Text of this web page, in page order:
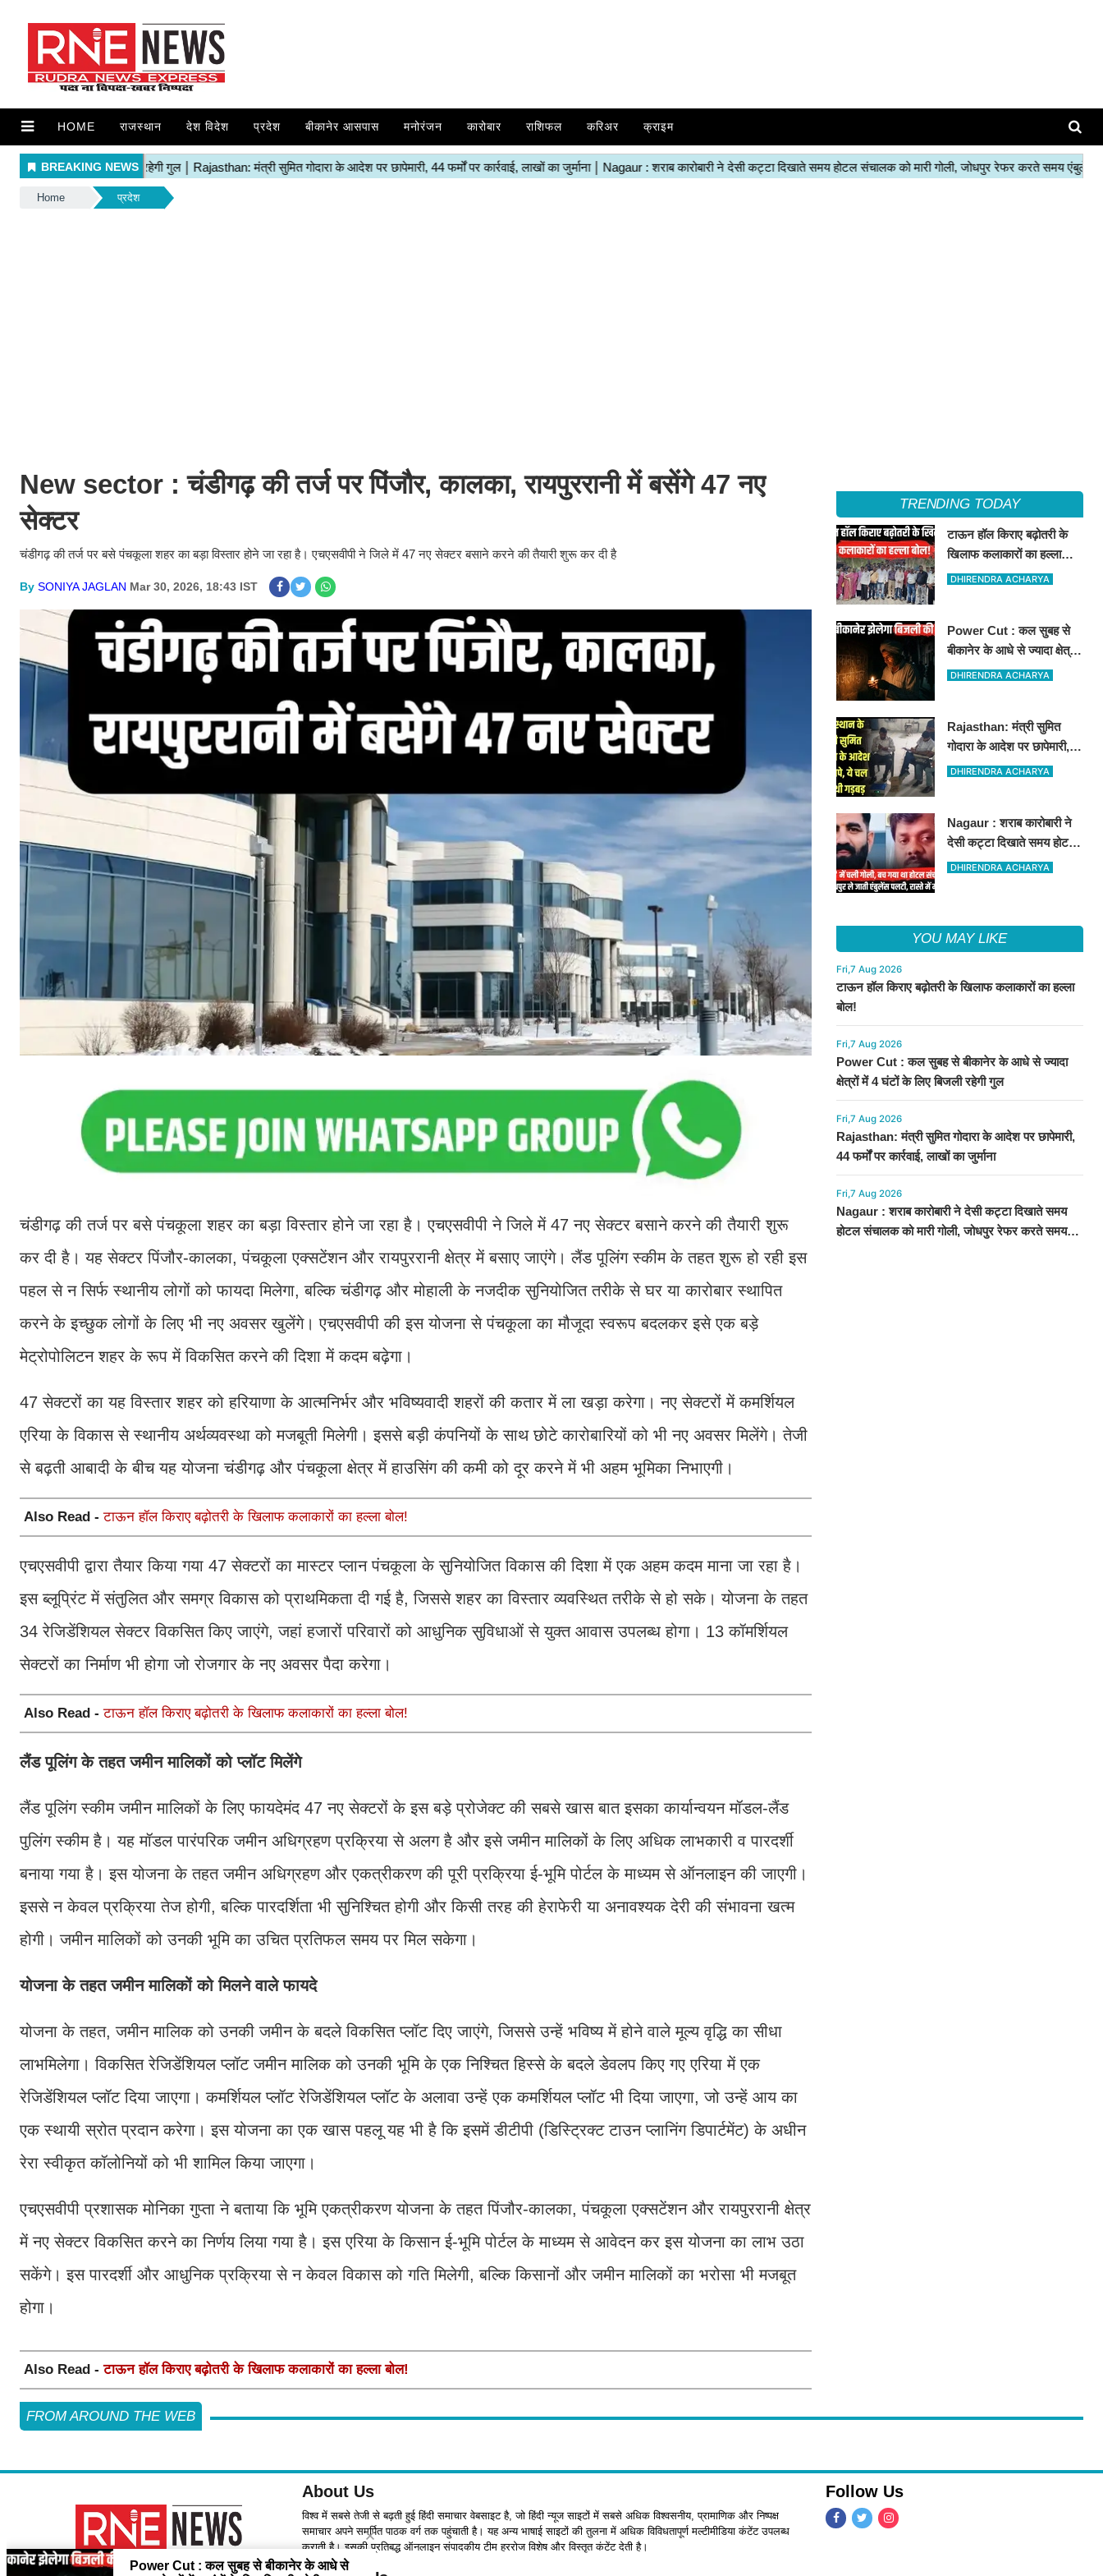
HOME राजस्थान देश विदेश प्रदेश बीकानेर आसपास मनोरंजन कारोबार राशिफल करिअर क्राइम
Home प्रदेश
New sector : चंडीगढ़ की तर्ज पर पिंजौर, कालका, रायपुररानी में बसेंगे 47 नए
सेक्टर
चंडीगढ़ की तर्ज पर बसे पंचकूला शहर का बड़ा विस्तार होने जा रहा है। एचएसवीपी ने जिले में 47 नए सेक्टर बसाने करने की तैयारी शुरू कर दी है
By SONIYA JAGLAN Mar 30, 2026, 18:43 IST
चंडीगढ़ की तर्ज पर बसे पंचकूला शहर का बड़ा विस्तार होने जा रहा है। एचएसवीपी ने जिले में 47 नए सेक्टर बसाने करने की तैयारी शुरू
कर दी है। यह सेक्टर पिंजौर-कालका, पंचकूला एक्सटेंशन और रायपुररानी क्षेत्र में बसाए जाएंगे। लैंड पूलिंग स्कीम के तहत शुरू हो रही इस
पहल से न सिर्फ स्थानीय लोगों को फायदा मिलेगा, बल्कि चंडीगढ़ और मोहाली के नजदीक सुनियोजित तरीके से घर या कारोबार स्थापित
करने के इच्छुक लोगों के लिए भी नए अवसर खुलेंगे। एचएसवीपी की इस योजना से पंचकूला का मौजूदा स्वरूप बदलकर इसे एक बड़े
मेट्रोपोलिटन शहर के रूप में विकसित करने की दिशा में कदम बढ़ेगा।
47 सेक्टरों का यह विस्तार शहर को हरियाणा के आत्मनिर्भर और भविष्यवादी शहरों की कतार में ला खड़ा करेगा। नए सेक्टरों में कमर्शियल
एरिया के विकास से स्थानीय अर्थव्यवस्था को मजबूती मिलेगी। इससे बड़ी कंपनियों के साथ छोटे कारोबारियों को भी नए अवसर मिलेंगे। तेजी
से बढ़ती आबादी के बीच यह योजना चंडीगढ़ और पंचकूला क्षेत्र में हाउसिंग की कमी को दूर करने में भी अहम भूमिका निभाएगी।
Also Read -टाऊन हॉल किराए बढ़ोतरी के खिलाफ कलाकारों का हल्ला बोल!
एचएसवीपी द्वारा तैयार किया गया 47 सेक्टरों का मास्टर प्लान पंचकूला के सुनियोजित विकास की दिशा में एक अहम कदम माना जा रहा है।
इस ब्लूप्रिंट में संतुलित और समग्र विकास को प्राथमिकता दी गई है, जिससे शहर का विस्तार व्यवस्थित तरीके से हो सके। योजना के तहत
34 रेजिडेंशियल सेक्टर विकसित किए जाएंगे, जहां हजारों परिवारों को आधुनिक सुविधाओं से युक्त आवास उपलब्ध होगा। 13 कॉमर्शियल
सेक्टरों का निर्माण भी होगा जो रोजगार के नए अवसर पैदा करेगा।
Also Read -टाऊन हॉल किराए बढ़ोतरी के खिलाफ कलाकारों का हल्ला बोल!
लैंड पूलिंग के तहत जमीन मालिकों को प्लॉट मिलेंगे
लैंड पूलिंग स्कीम जमीन मालिकों के लिए फायदेमंद 47 नए सेक्टरों के इस बड़े प्रोजेक्ट की सबसे खास बात इसका कार्यान्वयन मॉडल-लैंड
पुलिंग स्कीम है। यह मॉडल पारंपरिक जमीन अधिग्रहण प्रक्रिया से अलग है और इसे जमीन मालिकों के लिए अधिक लाभकारी व पारदर्शी
बनाया गया है। इस योजना के तहत जमीन अधिग्रहण और एकत्रीकरण की पूरी प्रक्रिया ई-भूमि पोर्टल के माध्यम से ऑनलाइन की जाएगी।
इससे न केवल प्रक्रिया तेज होगी, बल्कि पारदर्शिता भी सुनिश्चित होगी और किसी तरह की हेराफेरी या अनावश्यक देरी की संभावना खत्म
होगी। जमीन मालिकों को उनकी भूमि का उचित प्रतिफल समय पर मिल सकेगा।
योजना के तहत जमीन मालिकों को मिलने वाले फायदे
योजना के तहत, जमीन मालिक को उनकी जमीन के बदले विकसित प्लॉट दिए जाएंगे, जिससे उन्हें भविष्य में होने वाले मूल्य वृद्धि का सीधा
लाभमिलेगा। विकसित रेजिडेंशियल प्लॉट जमीन मालिक को उनकी भूमि के एक निश्चित हिस्से के बदले डेवलप किए गए एरिया में एक
रेजिडेंशियल प्लॉट दिया जाएगा। कमर्शियल प्लॉट रेजिडेंशियल प्लॉट के अलावा उन्हें एक कमर्शियल प्लॉट भी दिया जाएगा, जो उन्हें आय का
एक स्थायी स्रोत प्रदान करेगा। इस योजना का एक खास पहलू यह भी है कि इसमें डीटीपी (डिस्ट्रिक्ट टाउन प्लानिंग डिपार्टमेंट) के अधीन
रेरा स्वीकृत कॉलोनियों को भी शामिल किया जाएगा।
एचएसवीपी प्रशासक मोनिका गुप्ता ने बताया कि भूमि एकत्रीकरण योजना के तहत पिंजौर-कालका, पंचकूला एक्सटेंशन और रायपुररानी क्षेत्र
में नए सेक्टर विकसित करने का निर्णय लिया गया है। इस एरिया के किसान ई-भूमि पोर्टल के माध्यम से आवेदन कर इस योजना का लाभ उठा
सकेंगे। इस पारदर्शी और आधुनिक प्रक्रिया से न केवल विकास को गति मिलेगी, बल्कि किसानों और जमीन मालिकों का भरोसा भी मजबूत
होगा।
Also Read -टाऊन हॉल किराए बढ़ोतरी के खिलाफ कलाकारों का हल्ला बोल!
TRENDING TODAY
टाऊन हॉल किराए बढ़ोतरी के
खिलाफ कलाकारों का हल्ला
बोल!
DHIRENDRA ACHARYA
Power Cut : कल सुबह से
बीकानेर के आधे से ज्यादा क्षेत्रों
में 4 घंटों के लिए बिजली रहेगी
DHIRENDRA ACHARYA
Rajasthan: मंत्री सुमित
गोदारा के आदेश पर छापेमारी,
44 फर्मों पर कार्रवाई, लाखों का
DHIRENDRA ACHARYA
Nagaur : शराब कारोबारी ने
देसी कट्टा दिखाते समय होटल
संचालक को मारी गोली, जोधपुर
DHIRENDRA ACHARYA
YOU MAY LIKE
Fri,7 Aug 2026
टाऊन हॉल किराए बढ़ोतरी के खिलाफ कलाकारों का हल्ला
बोल!
Fri,7 Aug 2026
Power Cut : कल सुबह से बीकानेर के आधे से ज्यादा
क्षेत्रों में 4 घंटों के लिए बिजली रहेगी गुल
Fri,7 Aug 2026
Rajasthan: मंत्री सुमित गोदारा के आदेश पर छापेमारी,
44 फर्मों पर कार्रवाई, लाखों का जुर्माना
Fri,7 Aug 2026
Nagaur : शराब कारोबारी ने देसी कट्टा दिखाते समय
होटल संचालक को मारी गोली, जोधपुर रेफर करते समय
FROM AROUND THE WEB
About Us
विश्व में सबसे तेजी से बढ़ती हुई हिंदी समाचार वेबसाइट है, जो हिंदी न्यूज साइटों में सबसे अधिक विश्वसनीय, प्रामाणिक और निष्पक्ष
समाचार अपने समर्पित पाठक वर्ग तक पहुंचाती है। यह अन्य भाषाई साइटों की तुलना में अधिक विविधतापूर्ण मल्टीमीडिया कंटेंट उपलब्ध
कराती है। इसकी प्रतिबद्ध ऑनलाइन संपादकीय टीम हररोज विशेष और विस्तृत कंटेंट देती है।
Follow Us